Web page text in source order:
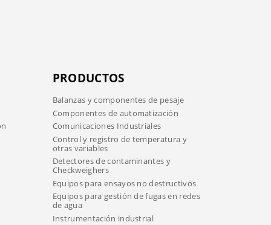
PRODUCTOS
Balanzas y componentes de pesaje
Componentes de automatización
Comunicaciones Industriales
Control y registro de temperatura y
otras variables
Detectores de contaminantes y
Checkweighers
Equipos para ensayos no destructivos
Equipos para gestión de fugas en redes
de agua
Instrumentación industrial